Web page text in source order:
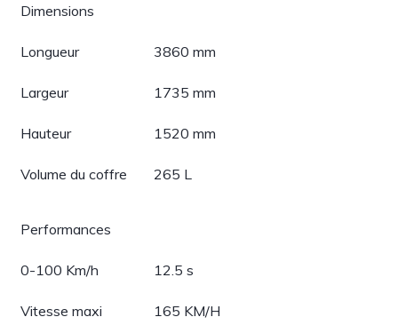
Dimensions
Longueur 3860 mm
Largeur 1735 mm
Hauteur 1520 mm
Volume du coffre 265 L
Performances
0-100 Km/h 12.5 s
Vitesse maxi 165 KM/H